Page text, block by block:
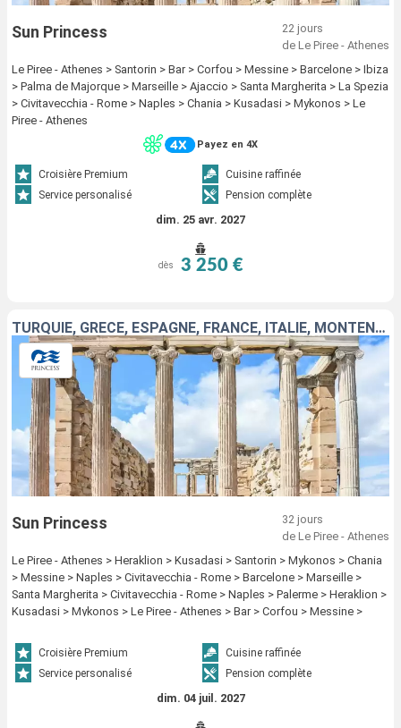
Sun Princess
22 jours
de Le Piree - Athenes
Le Piree - Athenes > Santorin > Bar > Corfou > Messine > Barcelone > Ibiza
> Palma de Majorque > Marseille > Ajaccio > Santa Margherita > La Spezia
> Civitavecchia - Rome > Naples > Chania > Kusadasi > Mykonos > Le
Piree - Athenes
Payez en 4X
Croisière Premium
Cuisine raffinée
Service personalisé
Pension complète
dim. 25 avr. 2027
dès 3 250 €
TURQUIE, GRÈCE, ESPAGNE, FRANCE, ITALIE, MONTÉNÉGRO
Sun Princess
32 jours
de Le Piree - Athenes
Le Piree - Athenes > Heraklion > Kusadasi > Santorin > Mykonos > Chania
> Messine > Naples > Civitavecchia - Rome > Barcelone > Marseille >
Santa Margherita > Civitavecchia - Rome > Naples > Palerme > Heraklion >
Kusadasi > Mykonos > Le Piree - Athenes > Bar > Corfou > Messine >
Croisière Premium
Cuisine raffinée
Service personalisé
Pension complète
dim. 04 juil. 2027